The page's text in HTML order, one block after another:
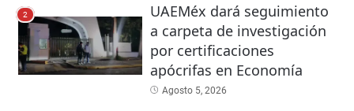
2
UAEMéx dará seguimiento
a carpeta de investigación
por certificaciones
apócrifas en Economía
Agosto 5, 2026